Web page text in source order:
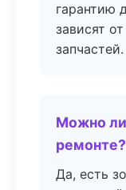
гарантию
зависят
запчастей.
Можно ли
ремонте?
Да, есть